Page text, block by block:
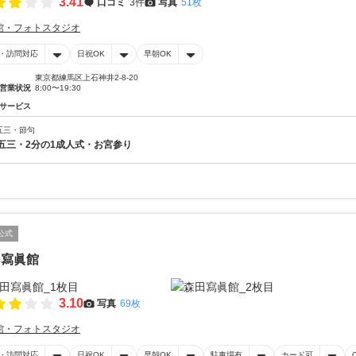
・フォトスタジオ
訪問対応 日祝OK 早朝OK
東京都練馬区上石神井2-8-20
業状況 8:00〜19:30
ービス
三・節句
三・2分の1成人式・お宮参り
式
眞館
3.10 写真 69枚
・フォトスタジオ